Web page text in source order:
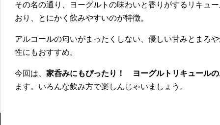
その名の通り、ヨーグルトの味わいと香りがするリキュ
おり、とにかく飲みやすいのが特徴。
アルコールの匂いがまったくしない、優しい甘みとまろ
性にもおすすめ。
今回は、 家呑みにもぴったり！ ヨーグルトリキュール
ます。いろんな飲み方で楽しんじゃいましょう。